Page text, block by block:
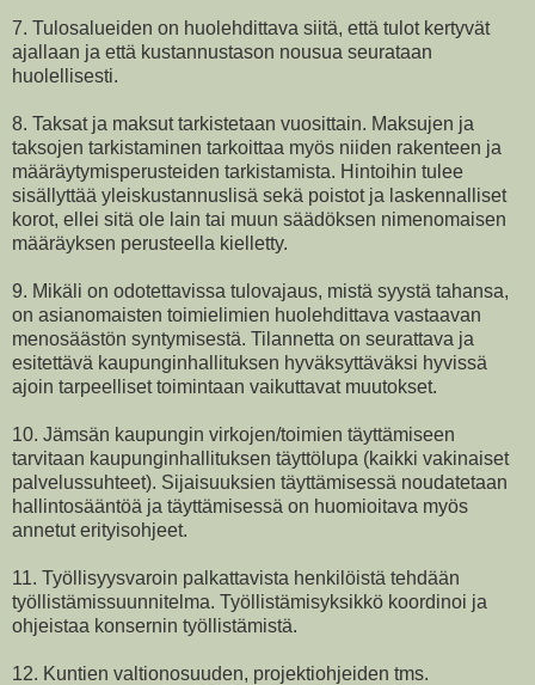
7. Tulosalueiden on huolehdittava siitä, että tulot kertyvät
ajallaan ja että kustannustason nousua seurataan
huolellisesti.
8. Taksat ja maksut tarkistetaan vuosittain. Maksujen ja
taksojen tarkistaminen tarkoittaa myös niiden rakenteen ja
määräytymisperusteiden tarkistamista. Hintoihin tulee
sisällyttää yleiskustannuslisä sekä poistot ja laskennalliset
korot, ellei sitä ole lain tai muun säädöksen nimenomaisen
määräyksen perusteella kielletty.
9. Mikäli on odotettavissa tulovajaus, mistä syystä tahansa,
on asianomaisten toimielimien huolehdittava vastaavan
menosäästön syntymisestä. Tilannetta on seurattava ja
esitettävä kaupunginhallituksen hyväksyttäväksi hyvissä
ajoin tarpeelliset toimintaan vaikuttavat muutokset.
10. Jämsän kaupungin virkojen/toimien täyttämiseen
tarvitaan kaupunginhallituksen täyttölupa (kaikki vakinaiset
palvelussuhteet). Sijaisuuksien täyttämisessä noudatetaan
hallintosääntöä ja täyttämisessä on huomioitava myös
annetut erityisohjeet.
11. Työllisyysvaroin palkattavista henkilöistä tehdään
työllistämissuunnitelma. Työllistämisyksikkö koordinoi ja
ohjeistaa konsernin työllistämistä.
12. Kuntien valtionosuuden, projektiohjeiden tms.